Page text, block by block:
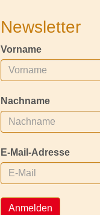
Newsletter
Vorname
Nachname
E-Mail-Adresse
Anmelden